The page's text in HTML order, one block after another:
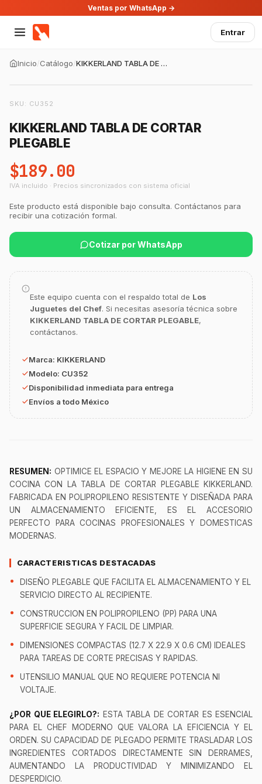
Ventas por WhatsApp →
Entrar
Inicio/Catálogo/ KIKKERLAND TABLA DE CORTAR PLEGABLE
SKU: CU352
KIKKERLAND TABLA DE CORTAR
PLEGABLE
$189.00
IVA incluido · Precios sincronizados con sistema oficial
Este producto está disponible bajo consulta. Contáctanos para
recibir una cotización formal.
Cotizar por WhatsApp
Este equipo cuenta con el respaldo total de Los
Juguetes del Chef. Si necesitas asesoría técnica sobre
KIKKERLAND TABLA DE CORTAR PLEGABLE,
contáctanos.
Marca: KIKKERLAND
Modelo: CU352
Disponibilidad inmediata para entrega
Envíos a todo México
RESUMEN: OPTIMICE EL ESPACIO Y MEJORE LA HIGIENE EN SU
COCINA CON LA TABLA DE CORTAR PLEGABLE KIKKERLAND.
FABRICADA EN POLIPROPILENO RESISTENTE Y DISEÑADA PARA
UN ALMACENAMIENTO EFICIENTE, ES EL ACCESORIO
PERFECTO PARA COCINAS PROFESIONALES Y DOMESTICAS
MODERNAS.
CARACTERISTICAS DESTACADAS
DISEÑO PLEGABLE QUE FACILITA EL ALMACENAMIENTO Y EL
SERVICIO DIRECTO AL RECIPIENTE.
CONSTRUCCION EN POLIPROPILENO (PP) PARA UNA
SUPERFICIE SEGURA Y FACIL DE LIMPIAR.
DIMENSIONES COMPACTAS (12.7 X 22.9 X 0.6 CM) IDEALES
PARA TAREAS DE CORTE PRECISAS Y RAPIDAS.
UTENSILIO MANUAL QUE NO REQUIERE POTENCIA NI
VOLTAJE.
¿POR QUE ELEGIRLO?: ESTA TABLA DE CORTAR ES ESENCIAL
PARA EL CHEF MODERNO QUE VALORA LA EFICIENCIA Y EL
ORDEN. SU CAPACIDAD DE PLEGADO PERMITE TRASLADAR LOS
INGREDIENTES CORTADOS DIRECTAMENTE SIN DERRAMES,
AUMENTANDO LA PRODUCTIVIDAD Y MINIMIZANDO EL
DESPERDICIO.
Asesor Chef Online
¡Hola Chef! 🍳 Soy GastroBot, tu asesor
¿En qué te puedo apoyar hoy con tu
equipamiento o utensilios?
Buscar estufas industriales